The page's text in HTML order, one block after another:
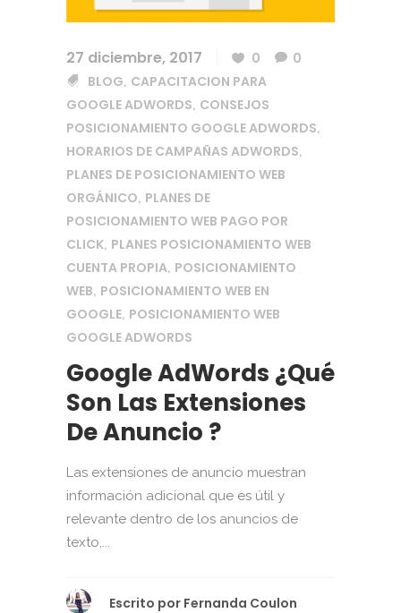
27 diciembre, 2017 0
0
BLOG, CAPACITACION PARA
GOOGLE ADWORDS, CONSEJOS
POSICIONAMIENTO GOOGLE ADWORDS,
HORARIOS DE CAMPAÑAS ADWORDS,
PLANES DE POSICIONAMIENTO WEB
ORGÁNICO, PLANES DE
POSICIONAMIENTO WEB PAGO POR
CLICK, PLANES POSICIONAMIENTO WEB
CUENTA PROPIA, POSICIONAMIENTO
WEB, POSICIONAMIENTO WEB EN
GOOGLE, POSICIONAMIENTO WEB
GOOGLE ADWORDS
Google AdWords ¿Qué
Son Las Extensiones
De Anuncio ?
Las extensiones de anuncio muestran
información adicional que es útil y
relevante dentro de los anuncios de
texto,...
Escrito por Fernanda Coulon